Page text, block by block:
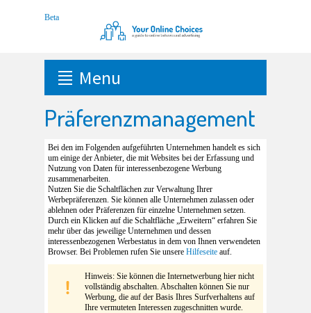
Menu
Präferenzmanagement
Bei den im Folgenden aufgeführten Unternehmen handelt es sich
um einige der Anbieter, die mit Websites bei der Erfassung und
Nutzung von Daten für interessenbezogene Werbung
zusammenarbeiten.
Nutzen Sie die Schaltflächen zur Verwaltung Ihrer
Werbepräferenzen. Sie können alle Unternehmen zulassen oder
ablehnen oder Präferenzen für einzelne Unternehmen setzen.
Durch ein Klicken auf die Schaltfläche „Erweitern“ erfahren Sie
mehr über das jeweilige Unternehmen und dessen
interessenbezogenen Werbestatus in dem von Ihnen verwendeten
Browser. Bei Problemen rufen Sie unsere Hilfeseite auf.
Hinweis: Sie können die Internetwerbung hier nicht
vollständig abschalten. Abschalten können Sie nur
Werbung, die auf der Basis Ihres Surfverhaltens auf
Ihre vermuteten Interessen zugeschnitten wurde.